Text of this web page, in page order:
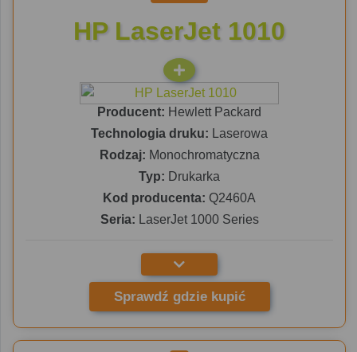
HP LaserJet 1010
Producent: Hewlett Packard
Technologia druku: Laserowa
Rodzaj: Monochromatyczna
Typ: Drukarka
Kod producenta: Q2460A
Seria: LaserJet 1000 Series
Sprawdź gdzie kupić